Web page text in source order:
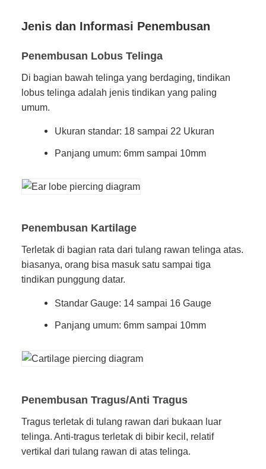
Jenis dan Informasi Penembusan
Penembusan Lobus Telinga
Di bagian bawah telinga yang berdaging, tindikan
lobus telinga adalah jenis tindikan yang paling
umum.
Ukuran standar: 18 sampai 22 Ukuran
Panjang umum: 6mm sampai 10mm
Penembusan Kartilage
Terletak di bagian rata dari tulang rawan telinga atas.
biasanya, orang bisa masuk satu sampai tiga
tindikan punggung datar.
Standar Gauge: 14 sampai 16 Gauge
Panjang umum: 6mm sampai 10mm
Penembusan Tragus/Anti Tragus
Tragus terletak di tulang rawan dari bukaan luar
telinga. Anti-tragus terletak di bibir kecil, relatif
vertikal dari tulang rawan di atas telinga.